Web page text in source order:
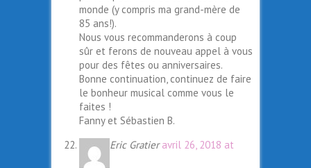
monde (y compris ma grand-mère de
85 ans!).
Nous vous recommanderons à coup
sûr et ferons de nouveau appel à vous
pour des fêtes ou anniversaires.
Bonne continuation, continuez de faire
le bonheur musical comme vous le
faites !
Fanny et Sébastien B.
Eric Gratieravril 26, 2018 at